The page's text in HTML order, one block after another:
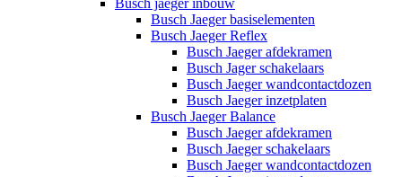
Busch jaeger inbouw
Busch Jaeger basiselementen
Busch Jaeger Reflex
Busch Jaeger afdekramen
Busch Jager schakelaars
Busch Jaeger wandcontactdozen
Busch Jaeger inzetplaten
Busch Jaeger Balance
Busch Jaeger afdekramen
Busch Jaeger schakelaars
Busch Jaeger wandcontactdozen